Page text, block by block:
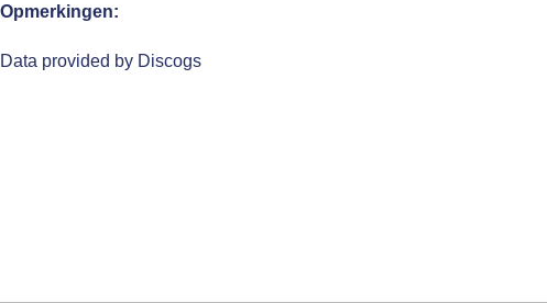
Opmerkingen:
Data provided by Discogs